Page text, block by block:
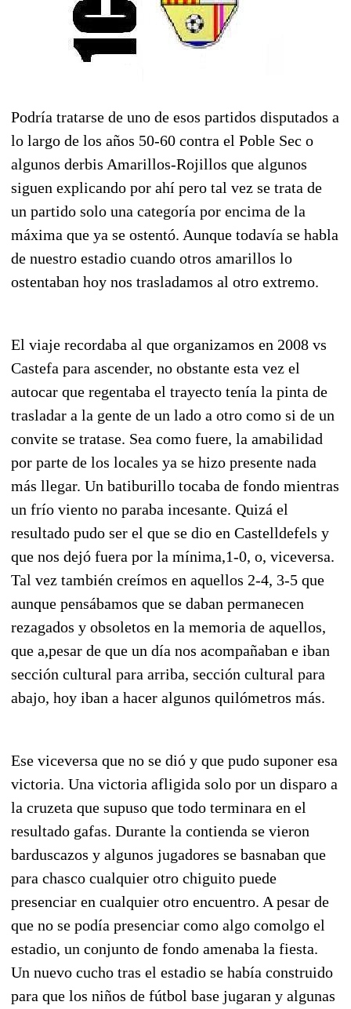
Podría tratarse de uno de esos partidos disputados a
lo largo de los años 50-60 contra el Poble Sec o
algunos derbis Amarillos-Rojillos que algunos
siguen explicando por ahí pero tal vez se trata de
un partido solo una categoría por encima de la
máxima que ya se ostentó. Aunque todavía se habla
de nuestro estadio cuando otros amarillos lo
ostentaban hoy nos trasladamos al otro extremo.
El viaje recordaba al que organizamos en 2008 vs
Castefa para ascender, no obstante esta vez el
autocar que regentaba el trayecto tenía la pinta de
trasladar a la gente de un lado a otro como si de un
convite se tratase. Sea como fuere, la amabilidad
por parte de los locales ya se hizo presente nada
más llegar. Un batiburillo tocaba de fondo mientras
un frío viento no paraba incesante. Quizá el
resultado pudo ser el que se dio en Castelldefels y
que nos dejó fuera por la mínima,1-0, o, viceversa.
Tal vez también creímos en aquellos 2-4, 3-5 que
aunque pensábamos que se daban permanecen
rezagados y obsoletos en la memoria de aquellos,
que a,pesar de que un día nos acompañaban e iban
sección cultural para arriba, sección cultural para
abajo, hoy iban a hacer algunos quilómetros más.
Ese viceversa que no se dió y que pudo suponer esa
victoria. Una victoria afligida solo por un disparo a
la cruzeta que supuso que todo terminara en el
resultado gafas. Durante la contienda se vieron
barduscazos y algunos jugadores se basnaban que
para chasco cualquier otro chiguito puede
presenciar en cualquier otro encuentro. A pesar de
que no se podía presenciar como algo comolgo el
estadio, un conjunto de fondo amenaba la fiesta.
Un nuevo cucho tras el estadio se había construido
para que los niños de fútbol base jugaran y algunas